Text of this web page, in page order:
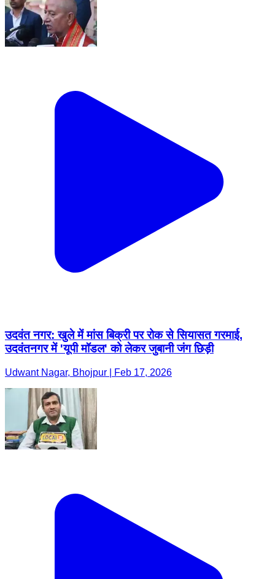
उदवंत नगर: खुले में मांस बिक्री पर रोक से सियासत गरमाई,
उदवंतनगर में 'यूपी मॉडल' को लेकर जुबानी जंग छिड़ी
Udwant Nagar, Bhojpur | Feb 17, 2026